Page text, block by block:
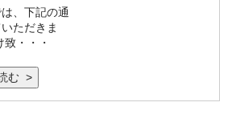
、下記の通
ただきま
・・・
む >